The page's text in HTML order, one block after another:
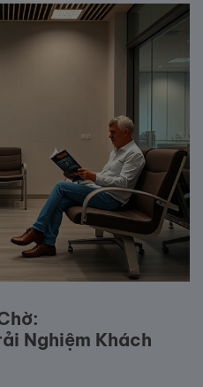
Nghiệm Khách